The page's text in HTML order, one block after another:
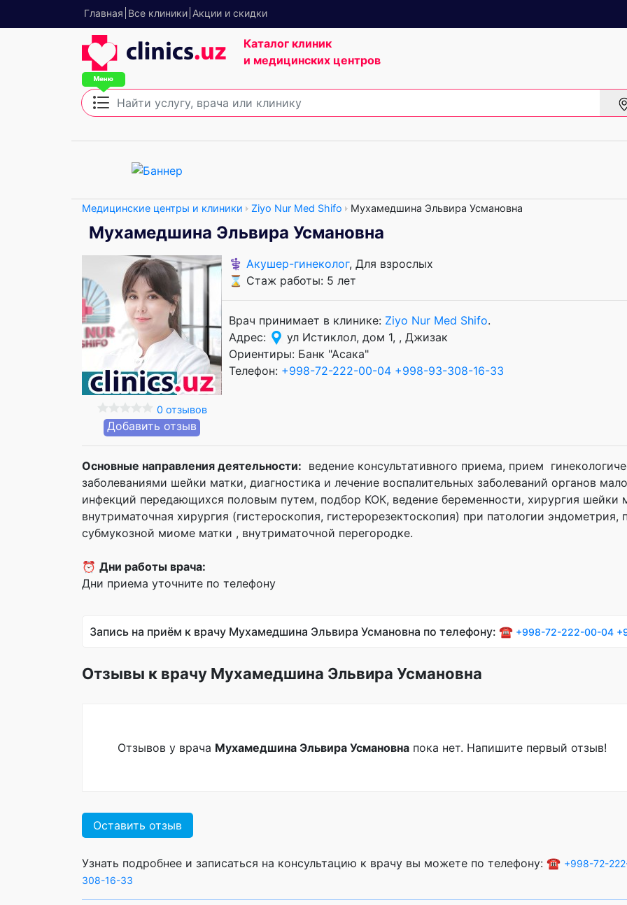
Главная Все клиники Акции и скидки
Каталог клиник
и медицинских центров
Медицинские центры и клиники Ziyo Nur Med Shifo Мухамедшина Эльвира Усмановна
Мухамедшина Эльвира Усмановна
0 отзывов
Добавить отзыв
⚕️ Акушер-гинеколог, Для взрослых
⌛ Стаж работы: 5 лет
Врач принимает в клинике: Ziyo Nur Med Shifo.
Адрес:
ул Истиклол, дом 1, , Джизак
Ориентиры: Банк "Асака"
Телефон: +998-72-222-00-04 +998-93-308-16-33
Основные направления деятельности: ведение консультативного приема, прием
заболеваниями шейки матки, диагностика и лечение воспалительных заболеваний органов
инфекций передающихся половым путем, подбор КОК, ведение беременности, хирургия шейки
внутриматочная хирургия (гистероскопия, гистерорезектоскопия) при патологии эндометрия,
субмукозной миоме матки , внутриматочной перегородке.
⏰ Дни работы врача:
Дни приема уточните по телефону
Запись на приём к врачу Мухамедшина Эльвира Усмановна по телефону: ☎️ +998-72-222-00-04
Отзывы к врачу Мухамедшина Эльвира Усмановна
Отзывов у врача Мухамедшина Эльвира Усмановна пока нет. Напишите первый отзыв!
Оставить отзыв
Узнать подробнее и записаться на консультацию к врачу вы можете по телефону: ☎️ +998-72-
308-16-33